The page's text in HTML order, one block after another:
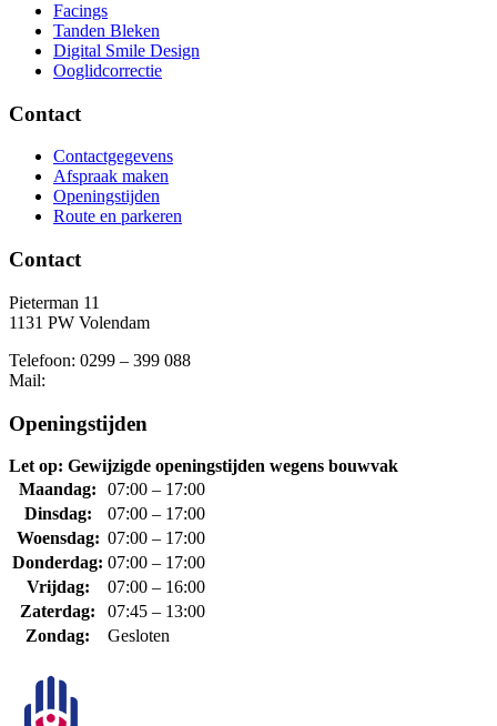
Facings
Tanden Bleken
Digital Smile Design
Ooglidcorrectie
Contact
Contactgegevens
Afspraak maken
Openingstijden
Route en parkeren
Contact
Pieterman 11
1131 PW Volendam
Telefoon: 0299 – 399 088
Mail:
Openingstijden
Let op: Gewijzigde openingstijden wegens bouwvak
Maandag:
07:00 – 17:00
Dinsdag:
07:00 – 17:00
Woensdag: 07:00 – 17:00
Donderdag: 07:00 – 17:00
Vrijdag:
07:00 – 16:00
Zaterdag:
07:45 – 13:00
Zondag:
Gesloten